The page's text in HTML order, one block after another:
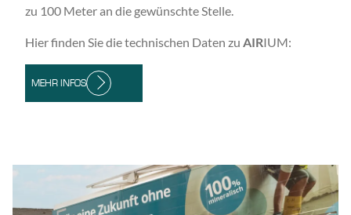
zu 100 Meter an die gewünschte Stelle.
Hier finden Sie die technischen Daten zu AIRIUM:
MEHR INFOS